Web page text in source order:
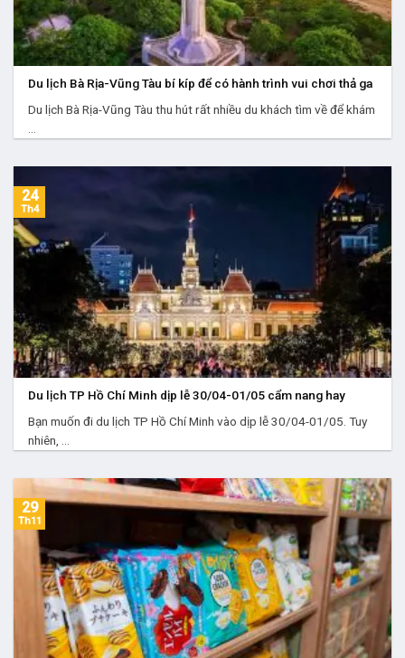
Du lịch Bà Rịa-Vũng Tàu bí kíp để có hành trình vui chơi thả ga
Du lịch Bà Rịa-Vũng Tàu thu hút rất nhiều du khách tìm về để khám
Du lịch TP Hồ Chí Minh dịp lễ 30/04-01/05 cẩm nang hay
Bạn muốn đi du lịch TP Hồ Chí Minh vào dịp lễ 30/04-01/05. Tuy
nhiên, ...
24
Th4
29
Th11